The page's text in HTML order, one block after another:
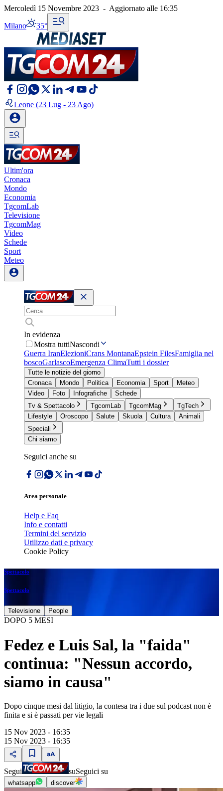
Mercoledì 15 Novembre 2023 - Aggiornato alle 16:35
Milano 35°
Leone (23 Lug - 23 Ago)
Ultim'ora
Cronaca
Mondo
Economia
TgcomLab
Televisione
TgcomMag
Video
Schede
Sport
Meteo
In evidenza
Mostra tuttiNascondi
Guerra IranElezioniCrans MontanaEpstein FilesFamiglia nel
boscoGarlascoEmergenza ClimaTutti i dossier
Tutte le notizie del giorno
Cronaca
Mondo Politica Economia Sport
Meteo
Video
Foto Infografiche
Schede
Tv & Spettacolo
TgcomLab TgcomMag
TgTech
Lifestyle
Oroscopo Salute Skuola Cultura
Animali
Speciali
Chi siamo
Seguici anche su
Area personale
Help e Faq
Info e contatti
Termini del servizio
Utilizzo dati e privacy
Cookie Policy
Spettacolo
Spettacolo
Televisione People
DOPO 5 MESI
Fedez e Luis Sal, la "faida"
continua: "Nessun accordo,
siamo in causa"
Dopo cinque mesi dal litigio, la contesa tra i due sul podcast non è
finita e si è passati per vie legali
15 Nov 2023 - 16:35
15 Nov 2023 - 16:35
Segui suSeguici su
whatsapp discover